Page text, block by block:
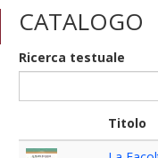
Letterature
CATALOGO
Ricerca testuale
Titolo